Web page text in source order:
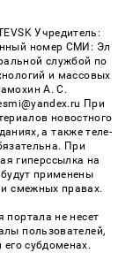
Учредитель:
номер СМИ: Эл
службой по
и массовых
А. С.
При
новостного
а также теле-
При
гиперссылка на
применены
смежных правах.
портала не несет
пользователей,
субдоменах.